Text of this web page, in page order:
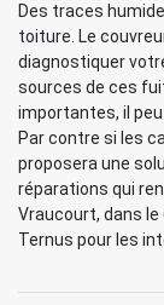
Des traces
toiture. Le
diagnostiquer
sources de ces
importantes, il
Par contre si les
proposera une
réparations qui
Vraucourt, dans
Ternus pour les